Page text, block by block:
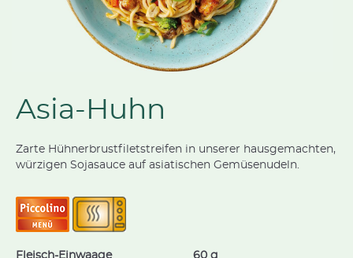
Asia-Huhn
Zarte Hühnerbrustfiletstreifen in unserer hausgemachten,
würzigen Sojasauce auf asiatischen Gemüsenudeln.
Fleisch-Einwaage
60 g